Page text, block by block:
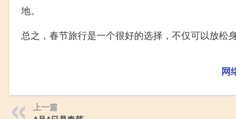
地。
总之，春节旅行是一个很好的选择，不仅可以放松
网
上一篇